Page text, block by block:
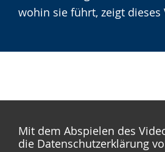
wird
wohin sie führt, zeigt dieses
Mit dem Abspielen des
die Datenschutzerklärung